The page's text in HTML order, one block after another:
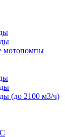
мотопомпы
(до 2100 м3/ч)